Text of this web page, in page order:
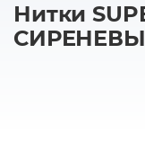
Нитки